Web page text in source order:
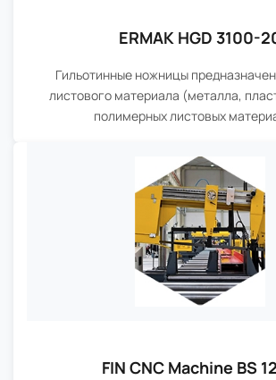
ERMAK HGD 3100-
Гильотинные ножницы
листового материала (металла,
полимерных листовых
FIN CNC Machine BS